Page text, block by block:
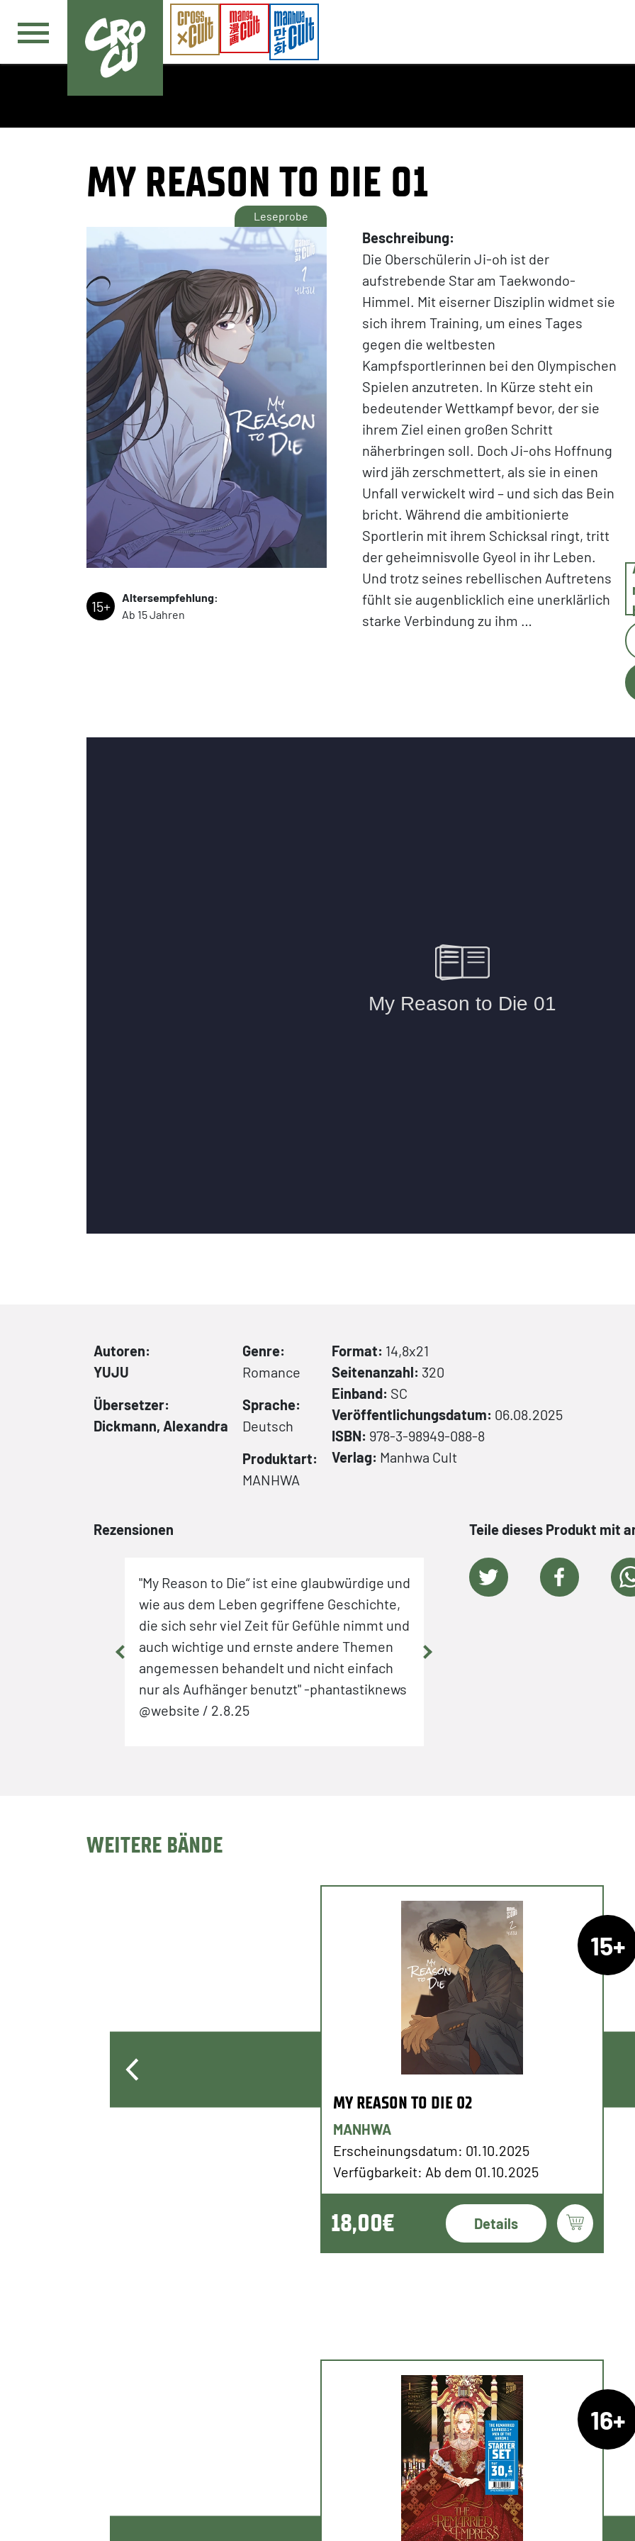
MY REASON TO DIE 01
Leseprobe
15+
Altersempfehlung:
Ab 15 Jahren
Beschreibung:
Die Oberschülerin Ji-oh ist der
aufstrebende Star am Taekwondo-
Himmel. Mit eiserner Disziplin widmet sie
sich ihrem Training, um eines Tages
gegen die weltbesten
Kampfsportlerinnen bei den Olympischen
Spielen anzutreten. In Kürze steht ein
bedeutender Wettkampf bevor, der sie
ihrem Ziel einen großen Schritt
näherbringen soll. Doch Ji-ohs Hoffnung
wird jäh zerschmettert, als sie in einen
Unfall verwickelt wird – und sich das Bein
bricht. Während die ambitionierte
Sportlerin mit ihrem Schicksal ringt, tritt
der geheimnisvolle Gyeol in ihr Leben.
Und trotz seines rebellischen Auftretens
fühlt sie augenblicklich eine unerklärlich
starke Verbindung zu ihm …
Autoren:
YUJU
Übersetzer:
Dickmann, Alexandra
Genre:
Romance
Sprache:
Deutsch
Produktart:
MANHWA
Format: 14,8x21
Seitenanzahl: 320
Einband: SC
Veröffentlichungsdatum: 06.08.2025
ISBN: 978-3-98949-088-8
Verlag: Manhwa Cult
Rezensionen
"My Reason to Die“ ist eine glaubwürdige und
wie aus dem Leben gegriffene Geschichte,
die sich sehr viel Zeit für Gefühle nimmt und
auch wichtige und ernste andere Themen
angemessen behandelt und nicht einfach
nur als Aufhänger benutzt" -phantastiknews
@website / 2.8.25
"Ich finde den Titel super
Teile dieses Produkt mit
WEITERE BÄNDE
15+
MY REASON TO DIE 02
MANHWA
Erscheinungsdatum: 01.10.2025
Verfügbarkeit: Ab dem 01.10.2025
18,00€ Details
16+